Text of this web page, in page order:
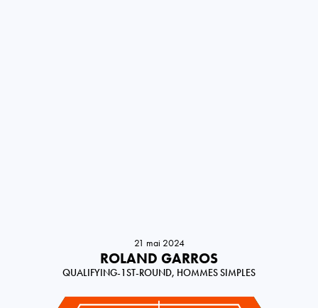
21 mai 2024
ROLAND GARROS
QUALIFYING-1ST-ROUND, HOMMES SIMPLES